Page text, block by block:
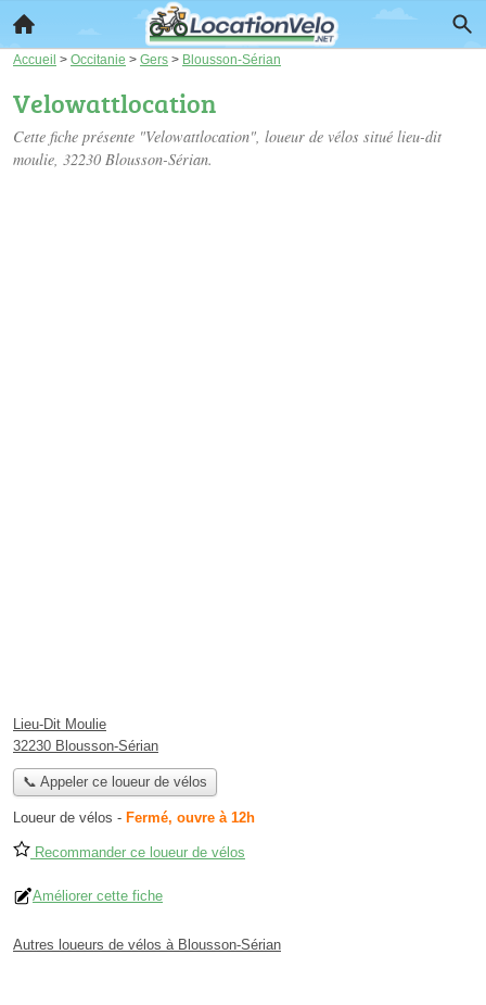
Accueil > Occitanie > Gers > Blousson-Sérian
Velowattlocation
Cette fiche présente "Velowattlocation", loueur de vélos situé lieu-dit
moulie, 32230 Blousson-Sérian.
Lieu-Dit Moulie
32230 Blousson-Sérian
📞 Appeler ce loueur de vélos
Loueur de vélos - Fermé, ouvre à 12h
Recommander ce loueur de vélos
Améliorer cette fiche
Autres loueurs de vélos à Blousson-Sérian